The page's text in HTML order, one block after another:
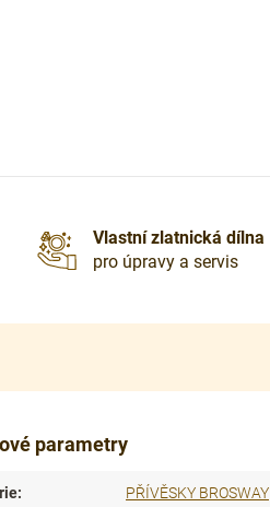
Vlastní zlatnická dílna
pro úpravy a servis
parametry
: PŘÍVĚSKY BROSWAY